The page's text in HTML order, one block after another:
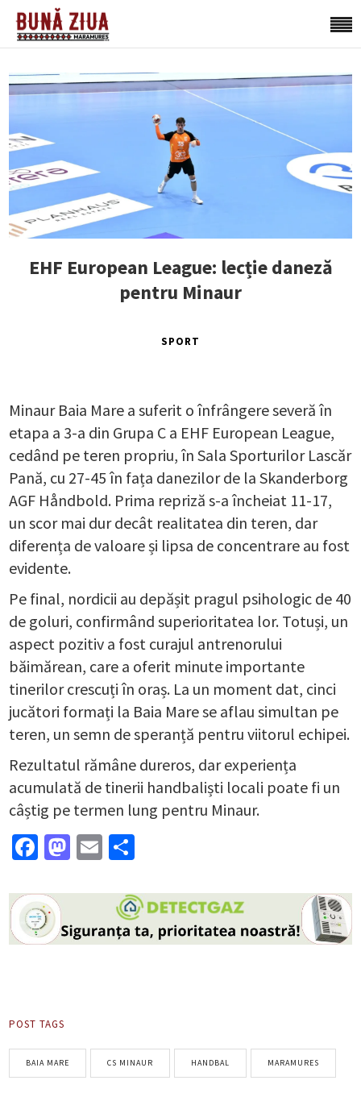
EHF European League: lecție daneză
pentru Minaur
SPORT
Minaur Baia Mare a suferit o înfrângere severă în
etapa a 3-a din Grupa C a EHF European League,
cedând pe teren propriu, în Sala Sporturilor Lascăr
Pană, cu 27-45 în fața danezilor de la Skanderborg
AGF Håndbold. Prima repriză s-a încheiat 11-17,
un scor mai dur decât realitatea din teren, dar
diferența de valoare și lipsa de concentrare au fost
evidente.
Pe final, nordicii au depășit pragul psihologic de 40
de goluri, confirmând superioritatea lor. Totuși, un
aspect pozitiv a fost curajul antrenorului
băimărean, care a oferit minute importante
tinerilor crescuți în oraș. La un moment dat, cinci
jucători formați la Baia Mare se aflau simultan pe
teren, un semn de speranță pentru viitorul echipei.
Rezultatul rămâne dureros, dar experiența
acumulată de tinerii handbaliști locali poate fi un
câștig pe termen lung pentru Minaur.
Facebook
Mastodon
Email
POST TAGS
BAIA MARE CS MINAUR HANDBAL MARAMURES